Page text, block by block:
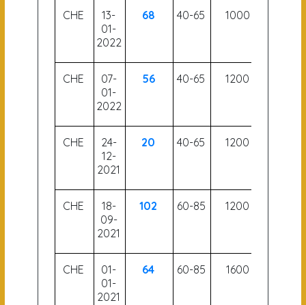
CHE
13-
01-
2022
68 40-65 1000
CHE
07-
01-
2022
56 40-65 1200
CHE
24-
12-
2021
20 40-65 1200
CHE
18-
09-
2021
102 60-85 1200
CHE
01-
01-
2021
64 60-85 1600